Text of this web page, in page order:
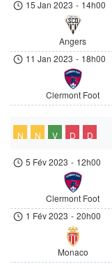
15 Jan 2023 - 14h00
Angers
11 Jan 2023 - 18h00
Clermont Foot
N N V D D
5 Fév 2023 - 12h00
Clermont Foot
1 Fév 2023 - 20h00
Monaco